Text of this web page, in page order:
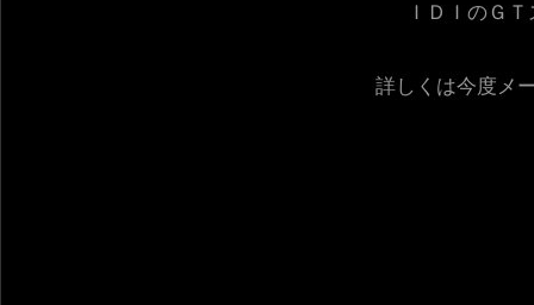
ＩＤＩのＧ
詳しくは今度メ